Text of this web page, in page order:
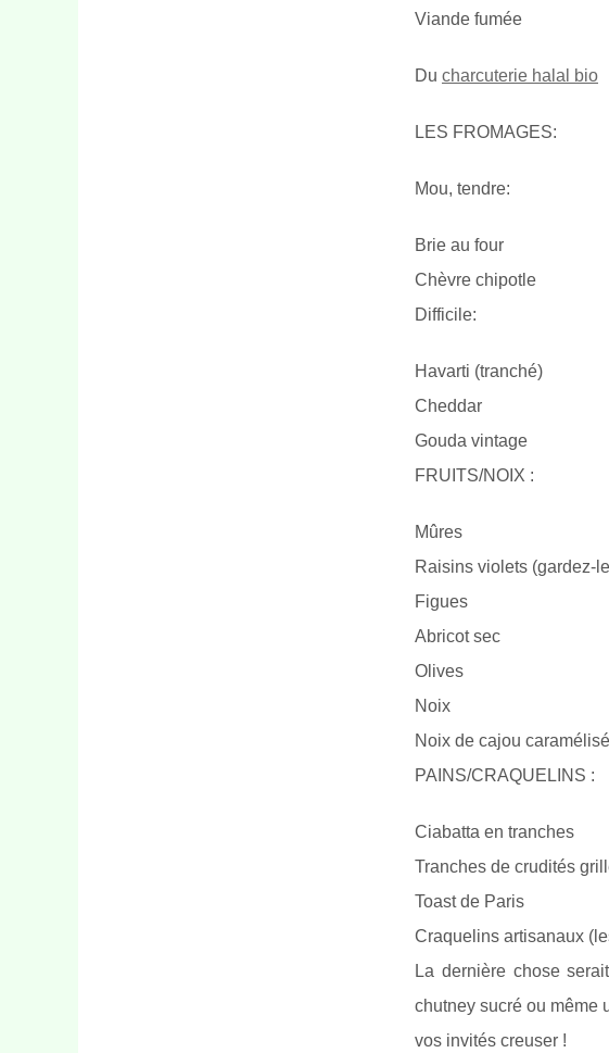
Viande fumée
Du charcuterie halal bio
LES FROMAGES:
Mou, tendre:
Brie au four
Chèvre chipotle
Difficile:
Havarti (tranché)
Cheddar
Gouda vintage
FRUITS/NOIX :
Mûres
Raisins violets (gardez-
Figues
Abricot sec
Olives
Noix
Noix de cajou
PAINS/CRAQUELINS :
Ciabatta en tranches
Tranches de crudités
Toast de Paris
Craquelins artisanaux
La dernière chose
chutney sucré ou même
vos invités creuser !